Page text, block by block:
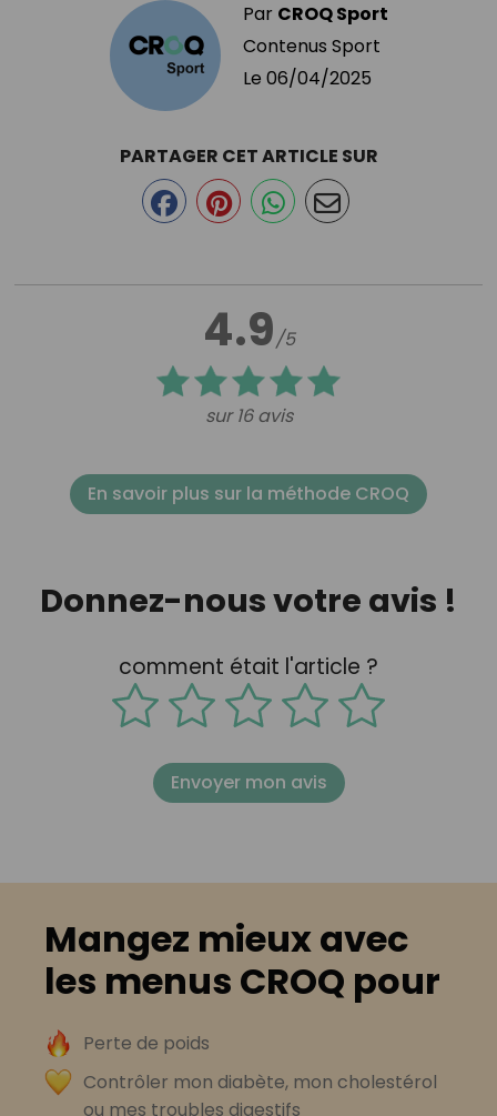
Par CROQ Sport
Contenus Sport
Le 06/04/2025
4.9/5
sur 16 avis
PARTAGER CET ARTICLE SUR
En savoir plus sur la méthode CROQ
Donnez-nous votre avis !
comment était l'article ?
Envoyer mon avis
Mangez mieux avec
les menus CROQ pour
Perte de poids
Contrôler mon diabète, mon cholestérol
ou mes troubles digestifs